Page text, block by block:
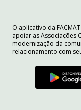
O aplicativo da
apoiar as Associações
modernização da
relacionamento com